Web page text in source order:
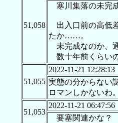
51,058
寒川集落の未完
出入口前の高低
たか……。
未完成なのか、
数十年前くらい
51,055
2022-11-21 12:28:13
実態の分からない
ロマンしかないわ。
51,053
2022-11-21 06:47:56
要塞関連かな？